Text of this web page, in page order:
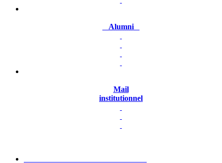
Alumni
Mail
institutionnel